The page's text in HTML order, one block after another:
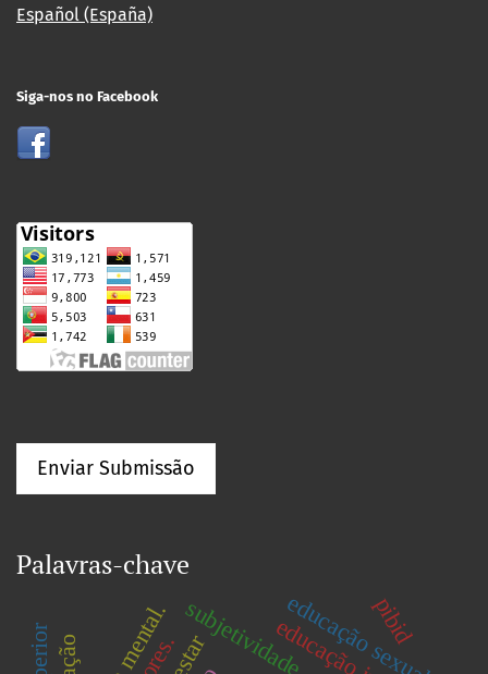
Español (España)
Siga-nos no Facebook
Enviar Submissão
Palavras-chave
subjetividade.educação sexual
pibid